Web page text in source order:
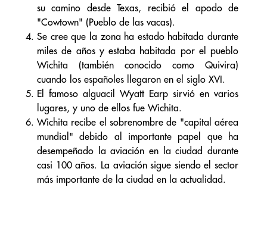
su camino desde Texas, recibió el apodo de
"Cowtown" (Pueblo de las vacas).
Se cree que la zona ha estado habitada durante
miles de años y estaba habitada por el pueblo
Wichita (también conocido como Quivira)
cuando los españoles llegaron en el siglo XVI.
El famoso alguacil Wyatt Earp sirvió en varios
lugares, y uno de ellos fue Wichita.
Wichita recibe el sobrenombre de "capital aérea
mundial" debido al importante papel que ha
desempeñado la aviación en la ciudad durante
casi 100 años. La aviación sigue siendo el sector
más importante de la ciudad en la actualidad.